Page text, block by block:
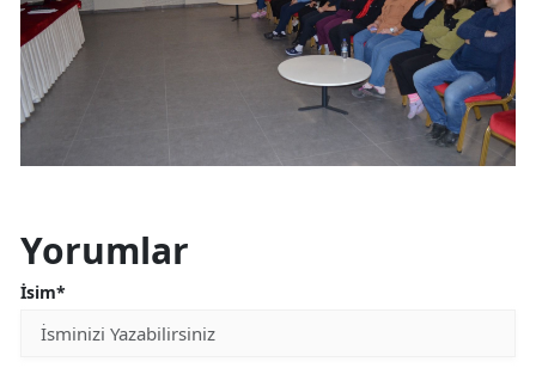
Yorumlar
İsim*